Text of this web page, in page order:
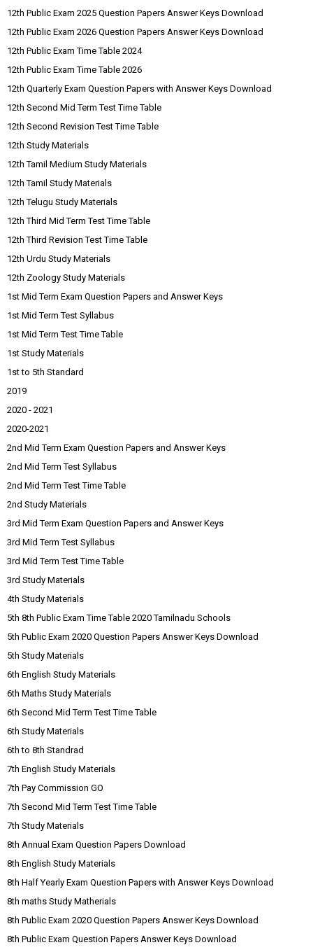
12th Public Exam 2025 Question Papers Answer Keys Download
12th Public Exam 2026 Question Papers Answer Keys Download
12th Public Exam Time Table 2024
12th Public Exam Time Table 2026
12th Quarterly Exam Question Papers with Answer Keys Download
12th Second Mid Term Test Time Table
12th Second Revision Test Time Table
12th Study Materials
12th Tamil Medium Study Materials
12th Tamil Study Materials
12th Telugu Study Materials
12th Third Mid Term Test Time Table
12th Third Revision Test Time Table
12th Urdu Study Materials
12th Zoology Study Materials
1st Mid Term Exam Question Papers and Answer Keys
1st Mid Term Test Syllabus
1st Mid Term Test Time Table
1st Study Materials
1st to 5th Standard
2019
2020 - 2021
2020-2021
2nd Mid Term Exam Question Papers and Answer Keys
2nd Mid Term Test Syllabus
2nd Mid Term Test Time Table
2nd Study Materials
3rd Mid Term Exam Question Papers and Answer Keys
3rd Mid Term Test Syllabus
3rd Mid Term Test Time Table
3rd Study Materials
4th Study Materials
5th 8th Public Exam Time Table 2020 Tamilnadu Schools
5th Public Exam 2020 Question Papers Answer Keys Download
5th Study Materials
6th English Study Materials
6th Maths Study Materials
6th Second Mid Term Test Time Table
6th Study Materials
6th to 8th Standrad
7th English Study Materials
7th Pay Commission GO
7th Second Mid Term Test Time Table
7th Study Materials
8th Annual Exam Question Papers Download
8th English Study Materials
8th Half Yearly Exam Question Papers with Answer Keys Download
8th maths Study Matherials
8th Public Exam 2020 Question Papers Answer Keys Download
8th Public Exam Question Papers Answer Keys Download